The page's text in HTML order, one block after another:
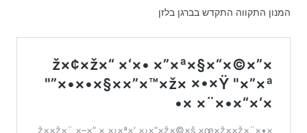
המנון התקווה התקדש בברגן בלזן